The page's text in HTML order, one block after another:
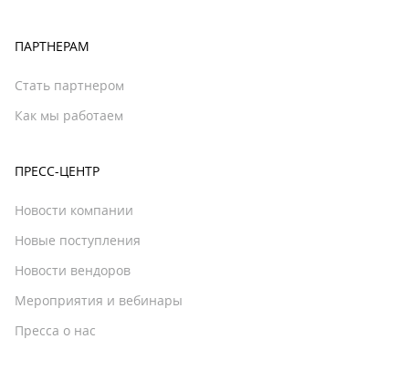
ПАРТНЕРАМ
Стать партнером
Как мы работаем
ПРЕСС-ЦЕНТР
Новости компании
Новые поступления
Новости вендоров
Мероприятия и вебинары
Пресса о нас